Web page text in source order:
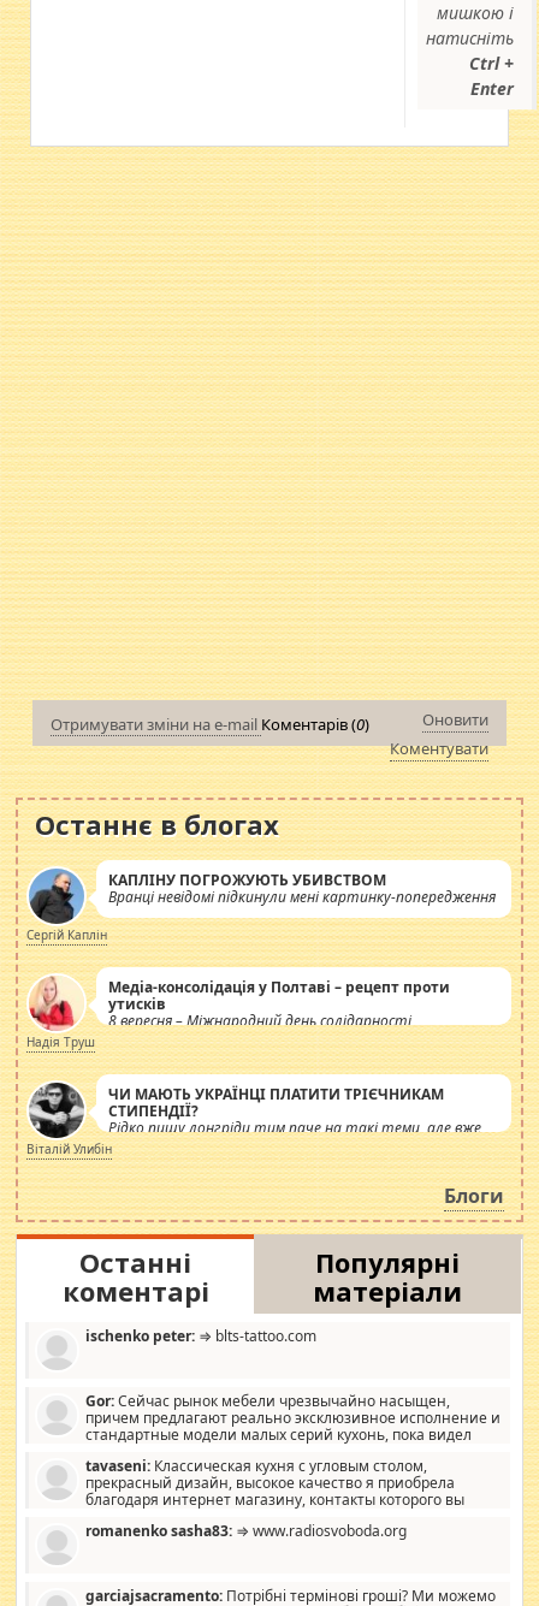
мишкою і
натисніть
Ctrl +
Enter
Отримувати зміни на e-mail Коментарів (0)
Оновити
Коментувати
Останнє в блогах
КАПЛІНУ ПОГРОЖУЮТЬ УБИВСТВОМ
Вранці невідомі підкинули мені картинку-попередження
Сергій Каплін
Медіа-консолідація у Полтаві – рецепт проти
утисків
8 вересня – Міжнародний день солідарності
журналістів.
Надія Труш
ЧИ МАЮТЬ УКРАЇНЦІ ПЛАТИТИ ТРІЄЧНИКАМ
СТИПЕНДІЇ?
Рідко пишу лонгріди тим паче на такі теми, але вже
просто дістало! Обурюють сьогоднішні інсенуації
навколо стипендіального питання. Штучно
роздувається ще одна соціальна катастрофа.
Віталій Улибін
Блоги
Останні
коментарі
Популярні
матеріали
ischenko peter: ⇒ blts-tattoo.com
Gor:Сейчас рынок мебели чрезвычайно насыщен,
причем предлагают реально эксклюзивное исполнение и
стандартные модели малых серий кухонь, пока видел
стандартные формы, в MebelOk, креативненько и что главное -
со вкусом все в порядке, без ненужных наворотов удорожающих
мебель, а это не последний фактор.
tavaseni: Классическая кухня с угловым столом,
прекрасный дизайн, высокое качество я приобрела
благодаря интернет магазину, контакты которого вы
romanenko sasha83: ⇒ www.radiosvoboda.org
garciajsacramento: Потрібні термінові гроші? Ми можемо